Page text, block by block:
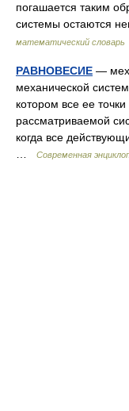
погашается таким
системы остаются
математический словарь
РАВНОВЕСИЕ —
механической
котором все ее
рассматриваемой
когда все
Современная